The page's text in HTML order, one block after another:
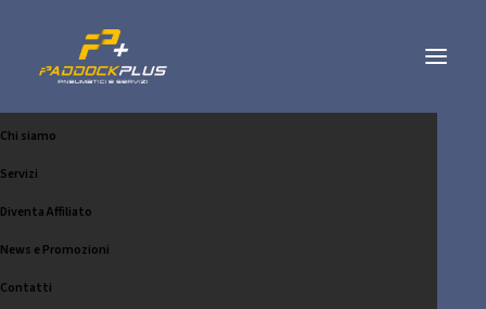
Chi siamo
Servizi
Diventa Affiliato
News e Promozioni
Contatti
CARROZZERIA CAMILLINI
BENITO E MARCO
CHIAMA